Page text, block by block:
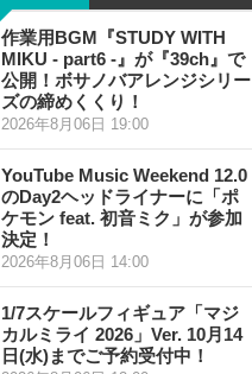
作業用BGM『STUDY WITH
MIKU - part6 -』が『39ch』で
公開！ボサノバアレンジシリー
ズの締めくくり！
2026年8月06日 19:00
YouTube Music Weekend 12.0
のDay2ヘッドライナーに「ポ
ケモン feat. 初音ミク」が参加
決定！
2026年8月06日 14:00
1/7スケールフィギュア「マジ
カルミライ 2026」Ver. 10月14
日(水)までご予約受付中！